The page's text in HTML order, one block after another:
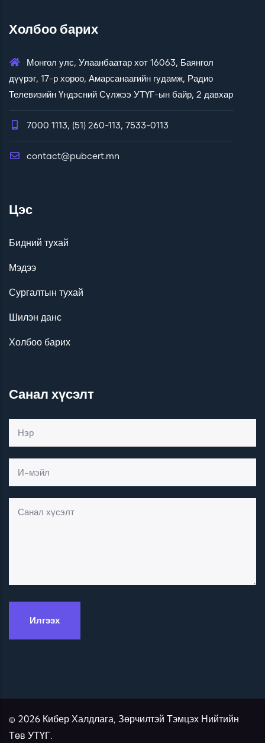
Холбоо барих
Монгол улс, Улаанбаатар хот 16063, Баянгол
дүүрэг, 17-р хороо, Амарсанаагийн гудамж, Радио
Телевизийн Үндэсний Сүлжээ УТҮГ-ын байр, 2 давхар
7000 1113, (51) 260-113, 7533-0113
contact@pubcert.mn
Цэс
Бидний тухай
Мэдээ
Сургалтын тухай
Шилэн данс
Холбоо барих
Санал хүсэлт
© 2026 Кибер Халдлага, Зөрчилтэй Тэмцэх Нийтийн
Төв УТҮГ.